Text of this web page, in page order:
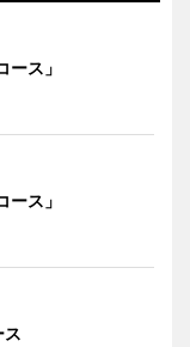
ース」
ース」
ス